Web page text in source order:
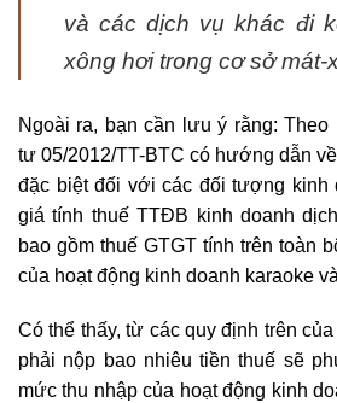
và các dịch vụ khác đi
xông hơi trong cơ sở mát-
Ngoài ra, bạn cần lưu ý rằng:
tư 05/2012/TT-BTC có hướng dẫn
đặc biệt đối với các đối tượng kinh
giá tính thuế TTĐB kinh doanh
bao gồm thuế GTGT tính trên toàn
của hoạt động kinh doanh karaoke
Có thể thấy, từ các quy định trên
phải nộp bao nhiêu tiền thuế sẽ
mức thu nhập của hoạt động kinh